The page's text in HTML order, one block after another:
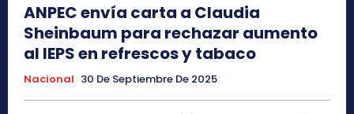
ANPEC envía carta a Claudia
Sheinbaum para rechazar aumento
al IEPS en refrescos y tabaco
Nacional 30 De Septiembre De 2025